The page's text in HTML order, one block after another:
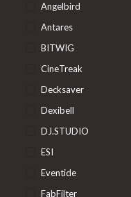
Angelbird
Antares
BITWIG
CineTreak
Decksaver
Dexibell
DJ.STUDIO
ESI
Eventide
FabFilter